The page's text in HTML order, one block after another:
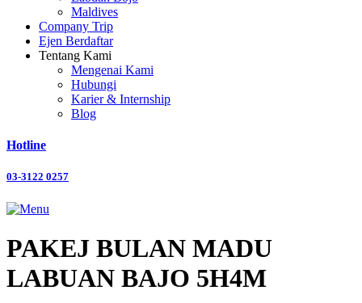
Maldives
Company Trip
Ejen Berdaftar
Tentang Kami
Mengenai Kami
Hubungi
Karier & Internship
Blog
Hotline
03-3122 0257
PAKEJ BULAN MADU
LABUAN BAJO 5H4M